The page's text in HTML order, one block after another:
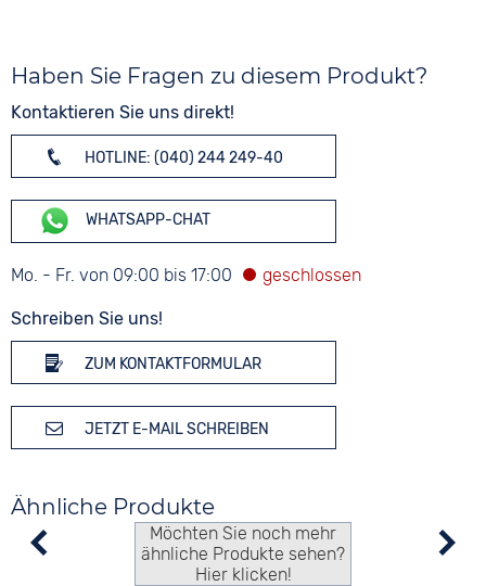
Haben Sie Fragen zu diesem Produkt?
Kontaktieren Sie uns direkt!
HOTLINE: (040) 244 249-40
WHATSAPP-CHAT
Mo. - Fr. von 09:00 bis 17:00
Schreiben Sie uns!
ZUM KONTAKTFORMULAR
JETZT E-MAIL SCHREIBEN
Ähnliche Produkte
Möchten Sie noch mehr
ähnliche Produkte sehen?
Hier klicken!